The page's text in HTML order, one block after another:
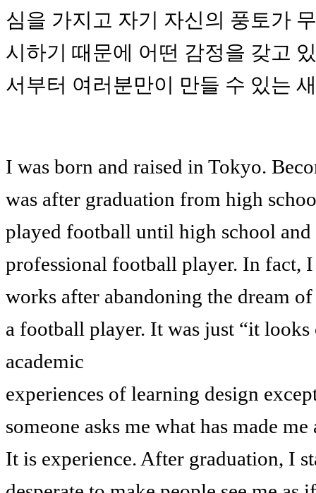
심을 가지고 자기 자신의 풍토가
시하기 때문에 어떤 감정을 갖고
서부터 여러분만이 만들 수 있는
I was born and raised in Tokyo.
was after graduation from high
played football until high school
professional football player. In fact,
works after abandoning the dream
a football player. It was just “it
academic
experiences of learning design
someone asks me what has made
It is experience. After graduation, I